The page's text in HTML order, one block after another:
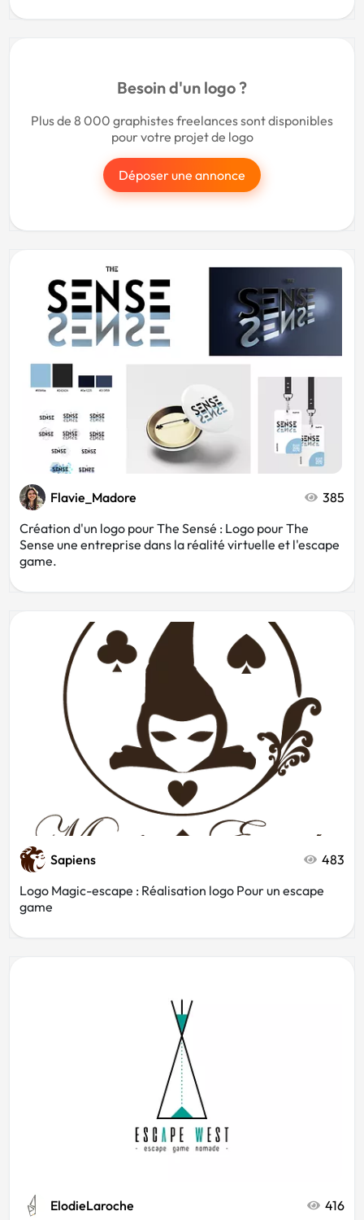
Besoin d'un logo ?
Plus de 8 000 graphistes freelances sont disponibles
pour votre projet de logo
Déposer une annonce
Flavie_Madore
385
Création d'un logo pour The Sensé : Logo pour The
Sense une entreprise dans la réalité virtuelle et l'escape
game.
Sapiens
483
Logo Magic-escape : Réalisation logo Pour un escape
game
ElodieLaroche 416